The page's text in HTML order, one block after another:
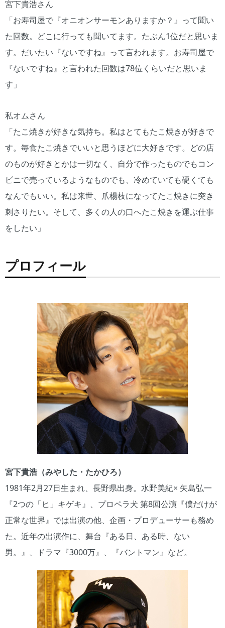
宮下貴浩さん
「お寿司屋で『オニオンサーモンありますか？』って聞い
た回数。どこに行っても聞いてます。たぶん1位だと思いま
す。だいたい『ないですね』って言われます。お寿司屋で
『ないですね』と言われた回数は78位くらいだと思いま
す」
私オムさん
「たこ焼きが好きな気持ち。私はとてもたこ焼きが好きで
す。毎食たこ焼きでいいと思うほどに大好きです。どの店
のものが好きとかは一切なく、自分で作ったものでもコン
ビニで売っているようなものでも、冷めていても硬くても
なんでもいい。私は来世、爪楊枝になってたこ焼きに突き
刺さりたい。そして、多くの人の口へたこ焼きを運ぶ仕事
をしたい」
プロフィール
宮下貴浩（みやした・たかひろ）
1981年2月27日生まれ、長野県出身。水野美紀× 矢島弘一
『2つの「ヒ」キゲキ』、プロペラ犬 第8回公演『僕だけが
正常な世界』では出演の他、企画・プロデューサーも務め
た。近年の出演作に、舞台『ある日、ある時、ない
男。』、ドラマ『3000万』、『バントマン』など。